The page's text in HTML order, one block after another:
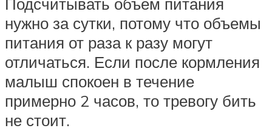
нужно за сутки, потому что объемы
питания от раза к разу могут
отличаться. Если после кормления
малыш спокоен в течение
примерно 2 часов, то тревогу бить
не стоит.